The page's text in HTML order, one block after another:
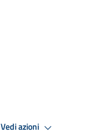
Vedi azioni